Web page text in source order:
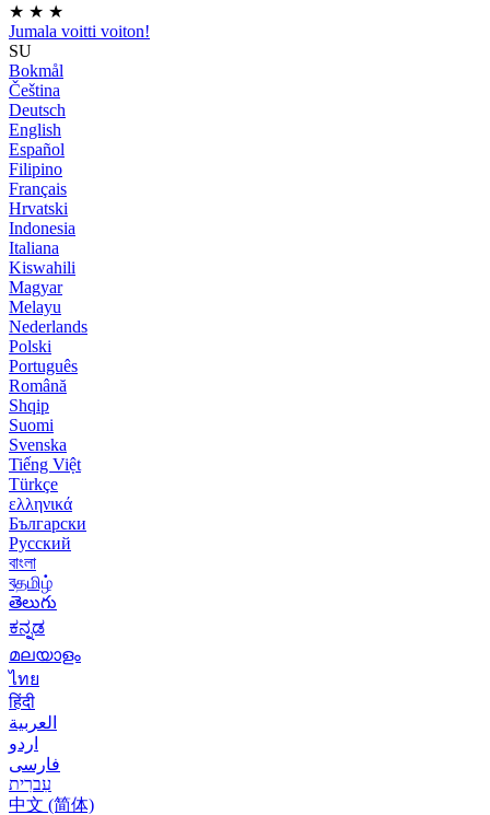
★ ★ ★
Jumala voitti voiton!
SU
Bokmål
Čeština
Deutsch
English
Español
Filipino
Français
Hrvatski
Indonesia
Italiana
Kiswahili
Magyar
Melayu
Nederlands
Polski
Português
Română
Shqip
Suomi
Svenska
Tiếng Việt
Türkçe
ελληνικά
Български
Русский
বাংলা
বதமிழ்
తెలుగు
ಕನ್ನಡ
മലയാളം
ไทย
हिंदी
العربية
اردو
فارسی
עִברִית
中文 (简体)